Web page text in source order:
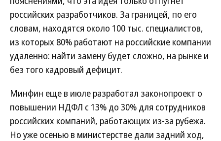
российских разработчиков. За границей, по его
словам, находятся около 100 тыс. специалистов,
из которых 80% работают на российские компании
удаленно: найти замену будет сложно, на рынке и
без того кадровый дефицит.
Минфин еще в июле разработал законопроект о
повышении НДФЛ с 13% до 30% для сотрудников
российских компаний, работающих из-за рубежа.
Но уже осенью в министерстве дали задний ход,